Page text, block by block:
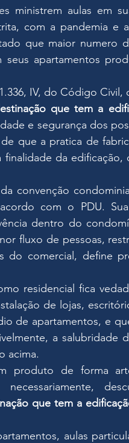
ministrem aulas em
com a pandemia e
que maior numero
apartamentos
IV, do Código Civil,
que tem a
e segurança dos
que a pratica de
da edificação,
convenção
com o PDU.
dentro do
fluxo de pessoas,
do comercial, define
residencial fica
de lojas,
de apartamentos, e
a salubridade
acima.
produto de forma
que tem a
aulas